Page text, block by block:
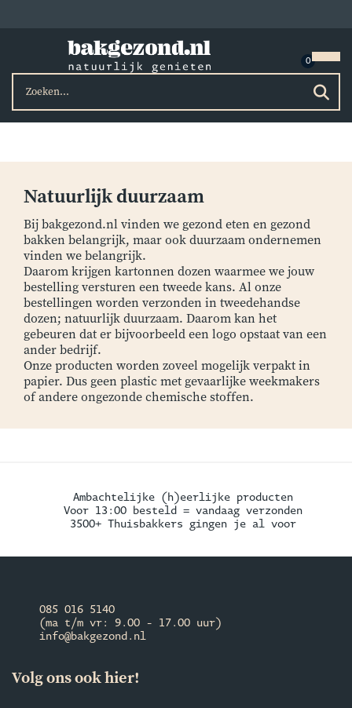
Natuurlijk duurzaam
Bij bakgezond.nl vinden we gezond eten en gezond
bakken belangrijk, maar ook duurzaam ondernemen
vinden we belangrijk.
Daarom krijgen kartonnen dozen waarmee we jouw
bestelling versturen een tweede kans. Al onze
bestellingen worden verzonden in tweedehandse
dozen; natuurlijk duurzaam. Daarom kan het
gebeuren dat er bijvoorbeeld een logo opstaat van een
ander bedrijf.
Onze producten worden zoveel mogelijk verpakt in
papier. Dus geen plastic met gevaarlijke weekmakers
of andere ongezonde chemische stoffen.
Ambachtelijke (h)eerlijke producten
Voor 13:00 besteld = vandaag verzonden
3500+ Thuisbakkers gingen je al voor
085 016 5140
(ma t/m vr: 9.00 - 17.00 uur)
info@bakgezond.nl
Volg ons ook hier!